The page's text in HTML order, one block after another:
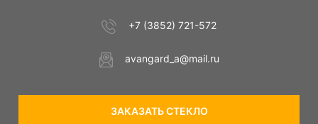
+7 (3852) 721-572
avangard_a@mail.ru
ЗАКАЗАТЬ СТЕКЛО